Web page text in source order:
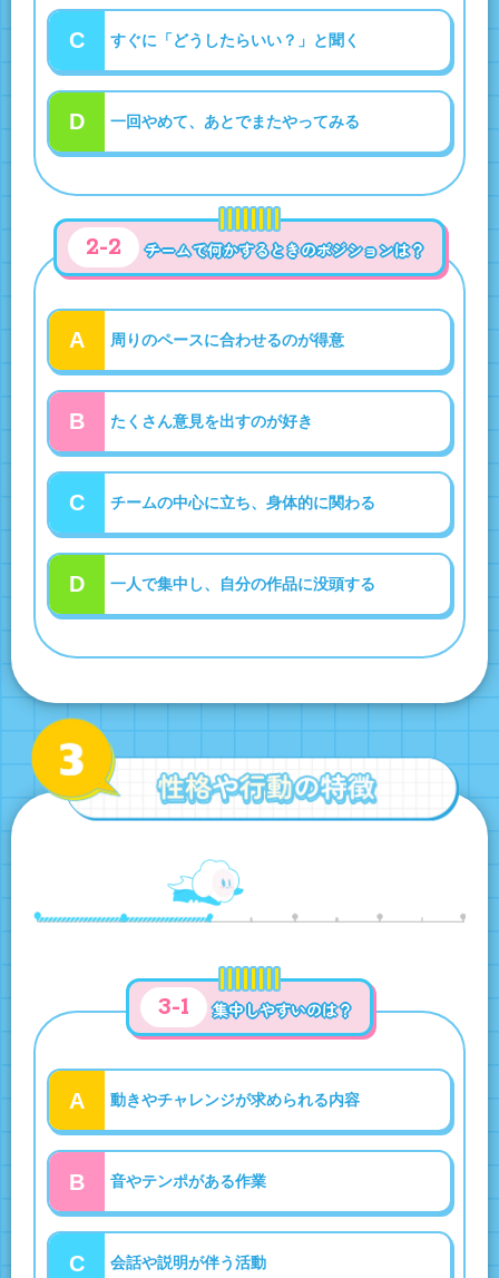
C すぐに「どうしたらいい？」と聞く
D 一回やめて、あとでまたやってみる
2-2 チームで何かするときのポジションは？
A 周りのペースに合わせるのが得意
B たくさん意見を出すのが好き
C チームの中心に立ち、身体的に関わる
D 一人で集中し、自分の作品に没頭する
3-1 集中しやすいのは？
A 動きやチャレンジが求められる内容
B 音やテンポがある作業
C 会話や説明が伴う活動